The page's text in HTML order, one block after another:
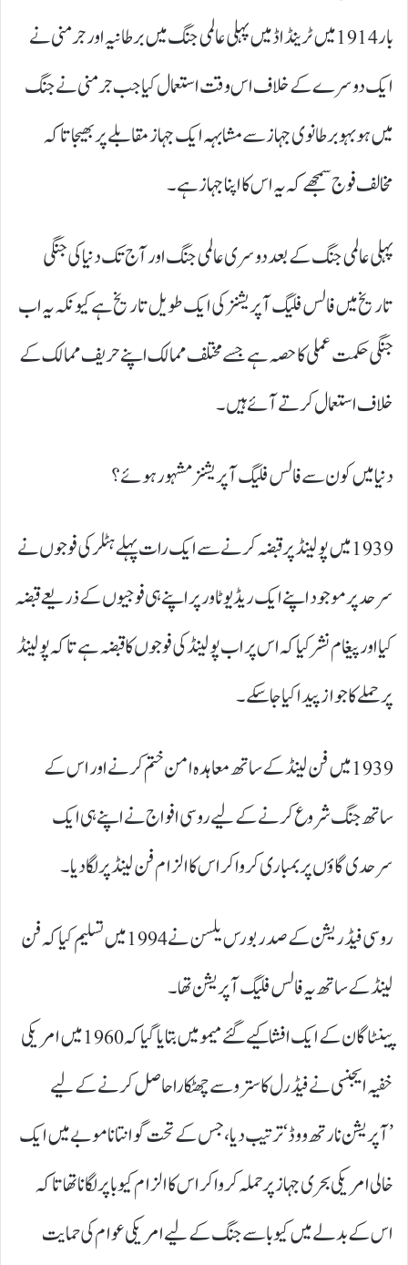
بار 1914 میں ٹرینڈاڈ میں پہلی عالمی جنگ میں برطانیہ اور جرمنی نے
ایک دوسرے کے خلاف اس وقت استعمال کیا جب جرمنی نے جنگ
میں ہو بہو برطانوی جہاز سے مشابہہ ایک جہاز مقابلے پر بھیجا تاکہ
مخالف فوج سمجھے کہ یہ اس کا اپنا جہاز ہے۔
پہلی عالمی جنگ کے بعد دوسری عالمی جنگ اور آج تک دنیا کی جنگی
تاریخ میں فالس فلیگ آپریشنز کی ایک طویل تاریخ ہے کیونکہ یہ اب
جنگی حکمت عملی کا حصہ ہے جسے مختلف ممالک اپنے حریف ممالک کے
خلاف استعمال کرتے آئے ہیں۔
دنیا میں کون سے فالس فلیگ آپریشنز مشہور ہوئے؟
1939 میں پولینڈ پر قبضہ کرنے سے ایک رات پہلے ہٹلر کی فوجوں نے
سرحد پر موجود اپنے ایک ریڈیو ٹاور پر اپنے ہی فوجیوں کے ذریعے قبضہ
کیا اور پیغام نشر کیا کہ اس پر اب پولینڈ کی فوجوں کا قبضہ ہے تاکہ پولینڈ
پر حملے کا جواز پیدا کیا جا سکے۔
1939 میں فن لینڈ کے ساتھ معاہدہ امن ختم کرنے اور اس کے
ساتھ جنگ شروع کرنے کے لیے روسی افواج نے اپنے ہی ایک
سرحدی گاؤں پر بمباری کروا کر اس کا الزام فن لینڈ پر لگا دیا۔
روسی فیڈریشن کے صدر بورس یلسن نے 1994 میں تسلیم کیا کہ فن
لینڈ کے ساتھ یہ فالس فلیگ آپریشن تھا۔
پینٹاگان کے ایک افشا کیے گئے میمو میں بتایا گیا کہ 1960 میں امریکی
خفیہ ایجنسی نے فیڈرل کاسترو سے چھٹکارا حاصل کرنے کے لیے
’آپریشن نارتھ ووڈ‘ ترتیب دیا، جس کے تحت گوانتا نامو بے میں ایک
خالی امریکی بحری جہاز پر حملہ کروا کر اس کا الزام کیوبا پر لگانا تھا تاکہ
اس کے بدلے میں کیوبا سے جنگ کے لیے امریکی عوام کی حمایت